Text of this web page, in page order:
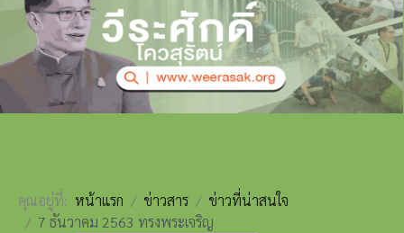
คุณอยู่ที่: หน้าแรก ข่าวสาร
ข่าวที่น่าสนใจ
7 ธันวาคม 2563 ทรงพระเจริญ